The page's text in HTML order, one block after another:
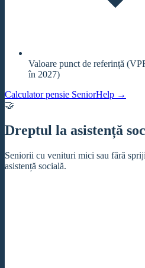
Valoare punct de referință
în 2027)
Calculator pensie SeniorHelp →
🤝
Dreptul la asistență
Seniorii cu venituri mici sau fără
asistență socială.